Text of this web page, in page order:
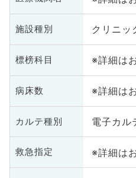
施設種別 クリニッ
標榜科目 ※詳細は
病床数 ※詳細は
カルテ種別 電子カル
救急指定 ※詳細は